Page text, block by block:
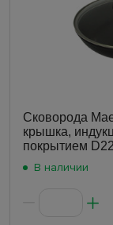
Сковорода
крышка,
покрытием
В наличии